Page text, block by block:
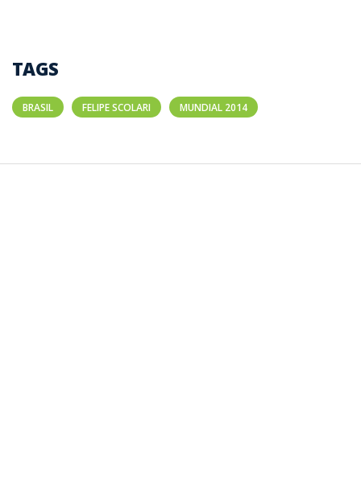
TAGS
BRASIL FELIPE SCOLARI MUNDIAL 2014